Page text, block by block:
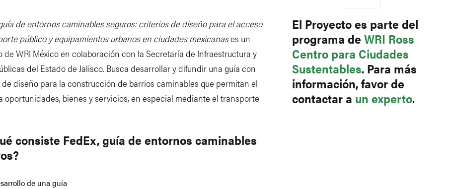
Secondary
Navigation
Donate
El Proyectoes parte del
programa de WRI Ross
Centro para Ciudades
Sustentables. Para más
información, favor de
contactar a un experto.
de entornos caminables seguros: criterios de diseño para el acceso
público y equipamientos urbanos en ciudades mexicanases un
de WRI México en colaboración con la Secretaría de Infraestructura y
del Estado de Jalisco. Busca desarrollar y difundir una guía con
diseño para la construcción de barrios caminables que permitan el
oportunidades, bienes y servicios, en especial mediante el transporte
consiste FedEx, guía de entornos caminables
de una guía